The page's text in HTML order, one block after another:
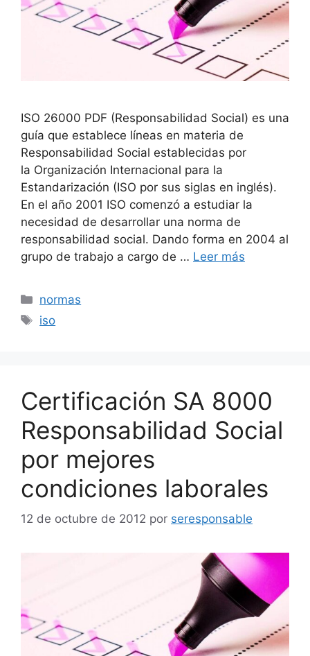
ISO 26000 PDF (Responsabilidad Social) es una
guía que establece líneas en materia de
Responsabilidad Social establecidas por
la Organización Internacional para la
Estandarización (ISO por sus siglas en inglés).
En el año 2001 ISO comenzó a estudiar la
necesidad de desarrollar una norma de
responsabilidad social. Dando forma en 2004 al
grupo de trabajo a cargo de … Leer más
Categorías
normas
Etiquetas
iso
Certificación SA 8000
Responsabilidad Social
por mejores
condiciones laborales
12 de octubre de 2012 por seresponsable